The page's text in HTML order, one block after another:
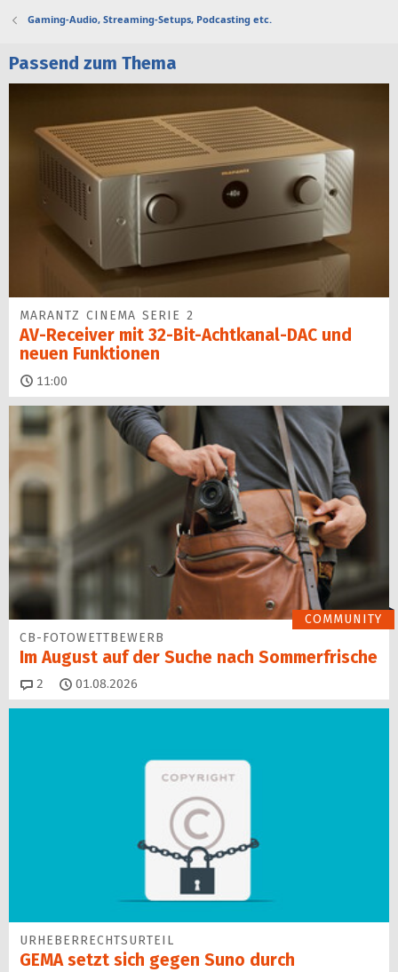
Gaming-Audio, Streaming-Setups, Podcasting etc.
Passend zum Thema
MARANTZ CINEMA SERIE 2
AV-Receiver mit 32-Bit-Acht­kanal-DAC und
neuen Funktionen
11:00
COMMUNITY
CB-FOTOWETTBEWERB
Im August auf der Suche nach Sommerfrische
2 Kommentare
01.08.2026
URHEBERRECHTSURTEIL
GEMA setzt sich gegen Suno durch